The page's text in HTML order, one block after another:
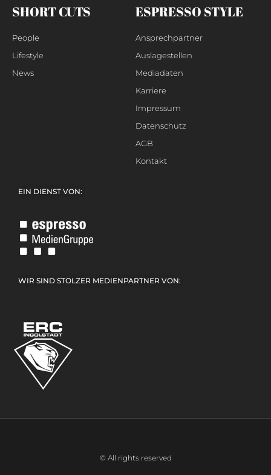
SHORT CUTS
People
Lifestyle
News
ESPRESSO STYLE
Ansprechpartner
Auslagestellen
Mediadaten
Karriere
Impressum
Datenschutz
AGB
Kontakt
EIN DIENST VON:
WIR SIND STOLZER MEDIENPARTNER VON:
© All rights reserved